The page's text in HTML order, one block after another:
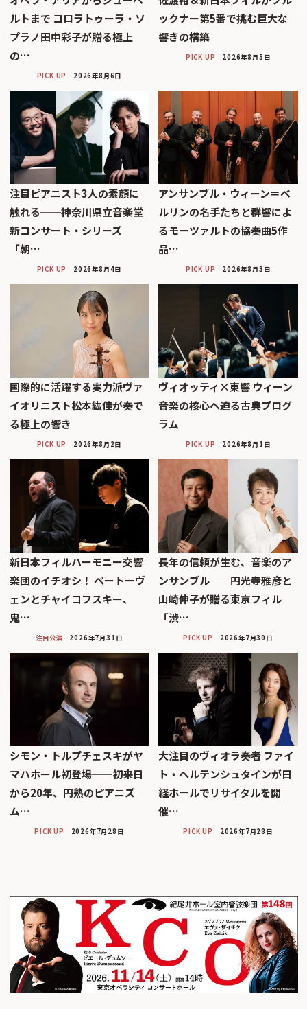
ルトまで コロラトゥーラ・ソ
プラノ田中彩子が贈る極上
の…
PICK UP 2026年8月6日
ックナー第5番で挑む巨大な
響きの構築
PICK UP 2026年8月5日
注目ピアニスト3人の素顔に
触れる──神奈川県立音楽堂
新コンサート・シリーズ
「朝…
PICK UP 2026年8月4日
アンサンブル・ウィーン＝ベ
ルリンの名手たちと群響によ
るモーツァルトの協奏曲5作
品…
PICK UP 2026年8月3日
国際的に活躍する実力派ヴァ
イオリニスト松本紘佳が奏で
る極上の響き
PICK UP 2026年8月2日
ヴィオッティ×東響 ウィーン
音楽の核心へ迫る古典プログ
ラム
PICK UP 2026年8月1日
新日本フィルハーモニー交響
楽団のイチオシ！ ベートーヴ
ェンとチャイコフスキー、
鬼…
注目公演 2026年7月31日
長年の信頼が生む、音楽のア
ンサンブル──円光寺雅彦と
山崎伸子が贈る東京フィル
「渋…
PICK UP 2026年7月30日
シモン・トルプチェスキがヤ
マハホール初登場──初来日
から20年、円熟のピアニズ
ム…
PICK UP 2026年7月28日
大注目のヴィオラ奏者 ファイ
ト・ヘルテンシュタインが日
経ホールでリサイタルを開
催…
PICK UP 2026年7月28日